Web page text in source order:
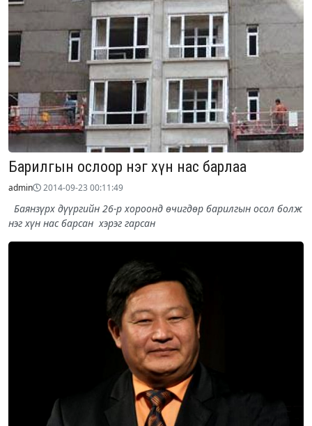
Барилгын ослоор нэг хүн нас барлаа
admin 2014-09-23 00:11:49
нэг хүн нас барсан хэрэг гарсан